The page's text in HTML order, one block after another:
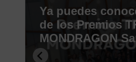
Ya puedes
de los Premios
MONDRAGON